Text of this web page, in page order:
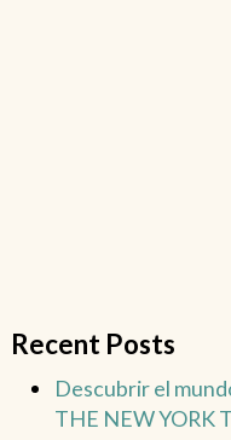
Recent Posts
Descubrir el
THE NEW YORK